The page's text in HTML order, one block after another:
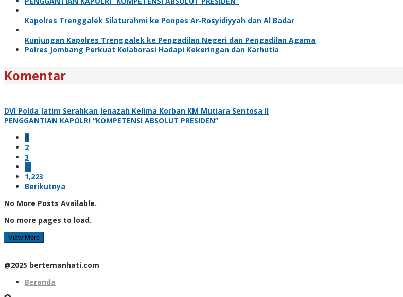
Kapolres Trenggalek Silaturahmi ke Ponpes Ar-Rosyidiyyah dan Al Badar
Kunjungan Kapolres Trenggalek ke Pengadilan Negeri dan Pengadilan Agama
Polres Jombang Perkuat Kolaborasi Hadapi Kekeringan dan Karhutla
Komentar
DVI Polda Jatim Serahkan Jenazah Kelima Korban KM Mutiara Sentosa II
PENGGANTIAN KAPOLRI “KOMPETENSI ABSOLUT PRESIDEN”
1
2
3
…
1,223
Berikutnya
No More Posts Available.
No more pages to load.
View More
@2025 bertemanhati.com
Beranda